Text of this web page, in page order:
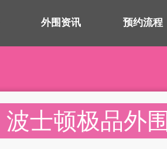
外围资讯 预约流程
波士顿极品外